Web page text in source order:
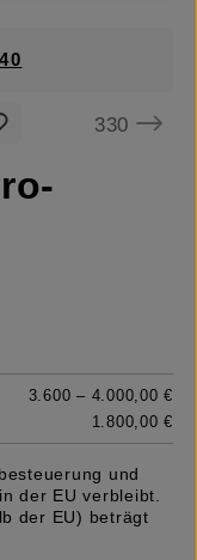
40
330
3.600 – 4.000,00 €
1.800,00 €
und
der EU verbleibt.
der EU) beträgt